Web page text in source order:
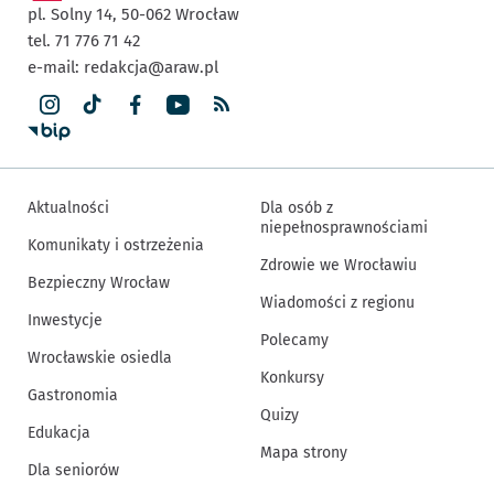
pl. Solny 14, 50-062 Wrocław
tel. 71 776 71 42
e-mail: redakcja@araw.pl
Aktualności
Komunikaty i ostrzeżenia
Bezpieczny Wrocław
Inwestycje
Wrocławskie osiedla
Gastronomia
Edukacja
Dla seniorów
Dla osób z
niepełnosprawnościami
Zdrowie we Wrocławiu
Wiadomości z regionu
Polecamy
Konkursy
Quizy
Mapa strony